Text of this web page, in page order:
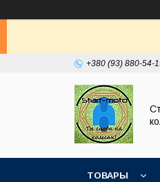
+380 (93) 880-54-
ТОВАРЫ